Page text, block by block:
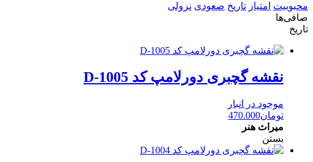
محبوبیت امتیاز تاریخ صعودی نزولی
صافی‌ها
تاریخ
نقشه گچبری دورلامپ کد D-1005
موجود در انبار
تومان470.000
میراث هنر
بستن